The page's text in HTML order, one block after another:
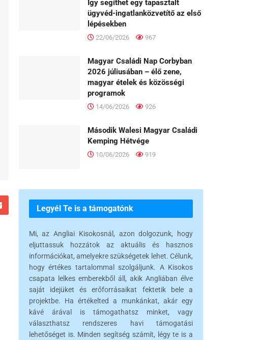
Így segíthet egy tapasztalt
ügyvéd-ingatlanközvetítő az első
lépésekben
22/06/2026 967
Magyar Családi Nap Corbyban
2026 júliusában – élő zene,
magyar ételek és közösségi
programok
14/06/2026 926
Második Walesi Magyar Családi
Kemping Hétvége
10/06/2026 919
Legyél Te is a támogatónk
Mi, az Angliai Kisokosnál, azon dolgozunk, hogy
eljuttassuk hozzátok az aktuális és hasznos
információkat, amelyekre szükségetek lehet. Célunk,
hogy értékes tartalommal szolgáljunk. A Kisokos
csapata lelkes emberekből áll, akik Angliában élve
saját idejüket és erőforrásaikat fektetik bele a
projektbe. Ha értékelted a munkánkat, akár egy
kávé árával is támogathatsz minket, vagy
választhatsz rendszeres havi támogatási
lehetőséget is. Minden segítség számít, légy te is a